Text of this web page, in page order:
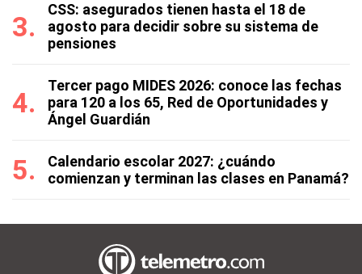
CSS: asegurados tienen hasta el 18 de
agosto para decidir sobre su sistema de
pensiones
Tercer pago MIDES 2026: conoce las fechas
para 120 a los 65, Red de Oportunidades y
Ángel Guardián
Calendario escolar 2027: ¿cuándo
comienzan y terminan las clases en Panamá?